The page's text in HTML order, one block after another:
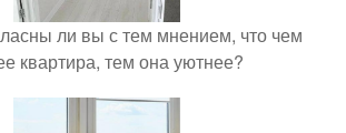
ли вы с тем мнением, что чем
квартира, тем она уютнее?